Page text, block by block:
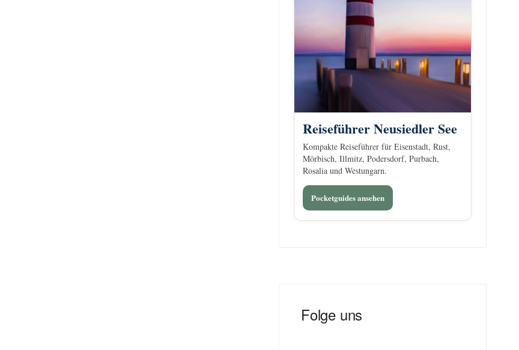
Reiseführer Neusiedler See
Kompakte Reiseführer für Eisenstadt, Rust,
Mörbisch, Illmitz, Podersdorf, Purbach,
Rosalia und Westungarn.
Pocketguides ansehen
Folge uns